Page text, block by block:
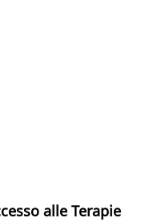
alle Terapie